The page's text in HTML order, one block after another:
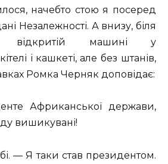
начебто стою я посеред
Незалежності. А внизу, біля
відкритій машині у
і кашкеті, але без штанів,
Ромка Черняк доповідає:
Африканської держави,
вишикувані!
— Я таки став президентом.